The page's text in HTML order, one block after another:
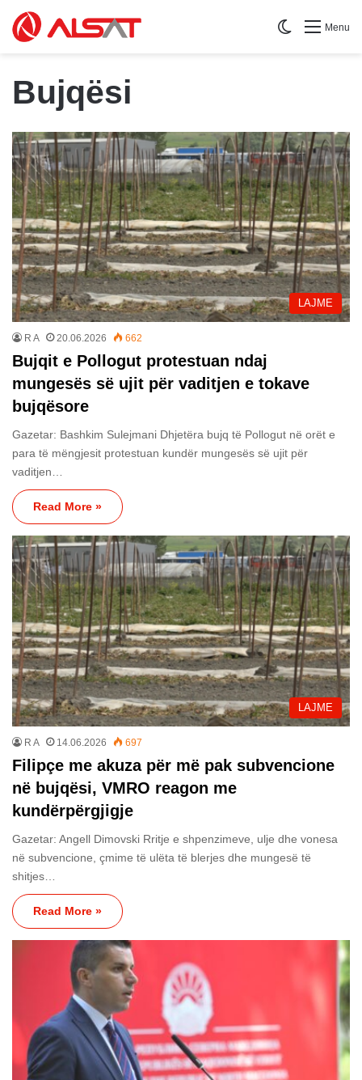
Menu
Switch skin
Bujqësi
LAJME
R A 20.06.2026 662
Bujqit e Pollogut protestuan ndaj
mungesës së ujit për vaditjen e tokave
bujqësore
Gazetar: Bashkim Sulejmani Dhjetëra bujq të Pollogut në orët e
para të mëngjesit protestuan kundër mungesës së ujit për
vaditjen…
Read More »
LAJME
R A 14.06.2026 697
Filipçe me akuza për më pak subvencione
në bujqësi, VMRO reagon me
kundërpërgjigje
Gazetar: Angell Dimovski Rritje e shpenzimeve, ulje dhe vonesa
në subvencione, çmime të ulëta të blerjes dhe mungesë të
shitjes…
Read More »